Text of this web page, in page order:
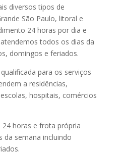
diversos tipos de
São Paulo, litoral e
24 horas por dia e
todos os dias da
domingos e feriados.
para os serviços
a residências,
hospitais, comércios
horas e frota própria
da semana incluindo